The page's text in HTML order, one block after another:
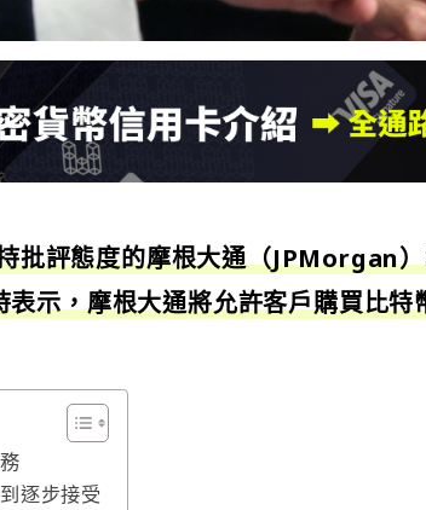
批評態度的摩根大通（JPMorgan
示，摩根大通將允許客戶購買比特
逐步接受